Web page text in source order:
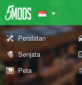
Peralatan
Senjata
Peta